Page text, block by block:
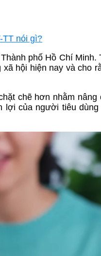
TT nói gì?
phố Hồ Chí Minh.
hội hiện nay và cho
chẽ hơn nhằm nâng
lợi của người tiêu dùng